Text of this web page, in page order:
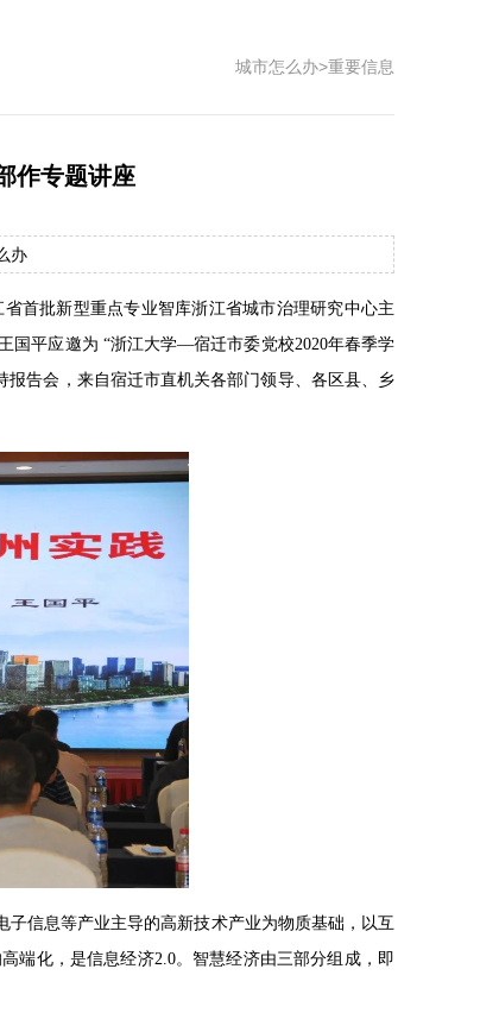
城市怎么办>重要信息
作专题讲座
办
首批新型重点专业智库浙江省城市治理研究中心主
国平应邀为 “浙江大学—宿迁市委党校2020年春季学
告会，来自宿迁市直机关各部门领导、各区县、乡
子信息等产业主导的高新技术产业为物质基础，以互
端化，是信息经济2.0。智慧经济由三部分组成，即